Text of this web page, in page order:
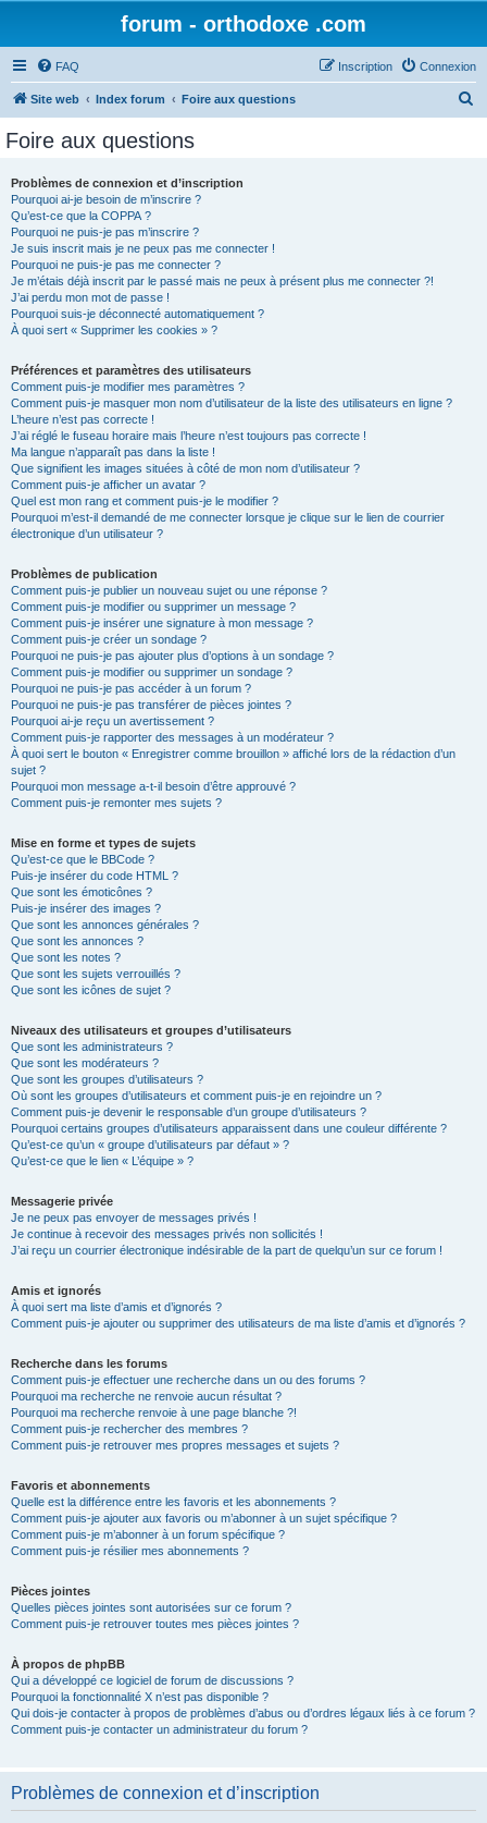
forum - orthodoxe .com
FAQ Connexion
Inscription
Site web Index forum Foire aux questions
Foire aux questions
Problèmes de connexion et d’inscription
Pourquoi ai-je besoin de m’inscrire ?
Qu’est-ce que la COPPA ?
Pourquoi ne puis-je pas m’inscrire ?
Je suis inscrit mais je ne peux pas me connecter !
Pourquoi ne puis-je pas me connecter ?
Je m’étais déjà inscrit par le passé mais ne peux à présent plus me connecter ?!
J’ai perdu mon mot de passe !
Pourquoi suis-je déconnecté automatiquement ?
À quoi sert « Supprimer les cookies » ?
Préférences et paramètres des utilisateurs
Comment puis-je modifier mes paramètres ?
Comment puis-je masquer mon nom d’utilisateur de la liste des utilisateurs en ligne ?
L’heure n’est pas correcte !
J’ai réglé le fuseau horaire mais l’heure n’est toujours pas correcte !
Ma langue n’apparaît pas dans la liste !
Que signifient les images situées à côté de mon nom d’utilisateur ?
Comment puis-je afficher un avatar ?
Quel est mon rang et comment puis-je le modifier ?
Pourquoi m’est-il demandé de me connecter lorsque je clique sur le lien de courrier
électronique d’un utilisateur ?
Problèmes de publication
Comment puis-je publier un nouveau sujet ou une réponse ?
Comment puis-je modifier ou supprimer un message ?
Comment puis-je insérer une signature à mon message ?
Comment puis-je créer un sondage ?
Pourquoi ne puis-je pas ajouter plus d’options à un sondage ?
Comment puis-je modifier ou supprimer un sondage ?
Pourquoi ne puis-je pas accéder à un forum ?
Pourquoi ne puis-je pas transférer de pièces jointes ?
Pourquoi ai-je reçu un avertissement ?
Comment puis-je rapporter des messages à un modérateur ?
À quoi sert le bouton « Enregistrer comme brouillon » affiché lors de la rédaction d’un
sujet ?
Pourquoi mon message a-t-il besoin d’être approuvé ?
Comment puis-je remonter mes sujets ?
Mise en forme et types de sujets
Qu’est-ce que le BBCode ?
Puis-je insérer du code HTML ?
Que sont les émoticônes ?
Puis-je insérer des images ?
Que sont les annonces générales ?
Que sont les annonces ?
Que sont les notes ?
Que sont les sujets verrouillés ?
Que sont les icônes de sujet ?
Niveaux des utilisateurs et groupes d’utilisateurs
Que sont les administrateurs ?
Que sont les modérateurs ?
Que sont les groupes d’utilisateurs ?
Où sont les groupes d’utilisateurs et comment puis-je en rejoindre un ?
Comment puis-je devenir le responsable d’un groupe d’utilisateurs ?
Pourquoi certains groupes d’utilisateurs apparaissent dans une couleur différente ?
Qu’est-ce qu’un « groupe d’utilisateurs par défaut » ?
Qu’est-ce que le lien « L’équipe » ?
Messagerie privée
Je ne peux pas envoyer de messages privés !
Je continue à recevoir des messages privés non sollicités !
J’ai reçu un courrier électronique indésirable de la part de quelqu’un sur ce forum !
Amis et ignorés
À quoi sert ma liste d’amis et d’ignorés ?
Comment puis-je ajouter ou supprimer des utilisateurs de ma liste d’amis et d’ignorés ?
Recherche dans les forums
Comment puis-je effectuer une recherche dans un ou des forums ?
Pourquoi ma recherche ne renvoie aucun résultat ?
Pourquoi ma recherche renvoie à une page blanche ?!
Comment puis-je rechercher des membres ?
Comment puis-je retrouver mes propres messages et sujets ?
Favoris et abonnements
Quelle est la différence entre les favoris et les abonnements ?
Comment puis-je ajouter aux favoris ou m’abonner à un sujet spécifique ?
Comment puis-je m’abonner à un forum spécifique ?
Comment puis-je résilier mes abonnements ?
Pièces jointes
Quelles pièces jointes sont autorisées sur ce forum ?
Comment puis-je retrouver toutes mes pièces jointes ?
À propos de phpBB
Qui a développé ce logiciel de forum de discussions ?
Pourquoi la fonctionnalité X n’est pas disponible ?
Qui dois-je contacter à propos de problèmes d’abus ou d’ordres légaux liés à ce forum ?
Comment puis-je contacter un administrateur du forum ?
Problèmes de connexion et d’inscription